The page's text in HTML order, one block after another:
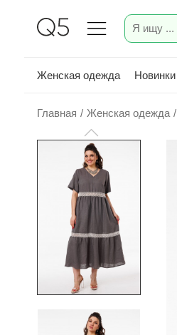
Женская одежда Новинки
Главная / Женская одежда /